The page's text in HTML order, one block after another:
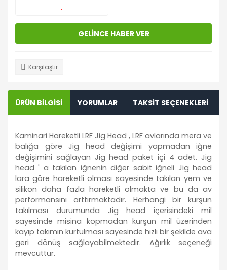
GELİNCE HABER VER
Karşılaştır
ÜRÜN BİLGİSİ YORUMLAR TAKSİT SEÇENEKLERİ
Kaminari Hareketli LRF Jig Head , LRF avlarında mera ve
balığa göre Jig head değişimi yapmadan iğne
değişimini sağlayan Jig head paket içi 4 adet. Jig
head ' a takılan iğnenin diğer sabit iğneli Jig head
lara göre hareketli olması sayesinde takılan yem ve
silikon daha fazla hareketli olmakta ve bu da av
performansını arttırmaktadır. Herhangi bir kurşun
takılması durumunda Jig head içerisindeki mil
sayesinde misina kopmadan kurşun mil üzerinden
kayıp takımın kurtulması sayesinde hızlı bir şekilde ava
geri dönüş sağlayabilmektedir. Ağırlık seçeneği
mevcuttur.